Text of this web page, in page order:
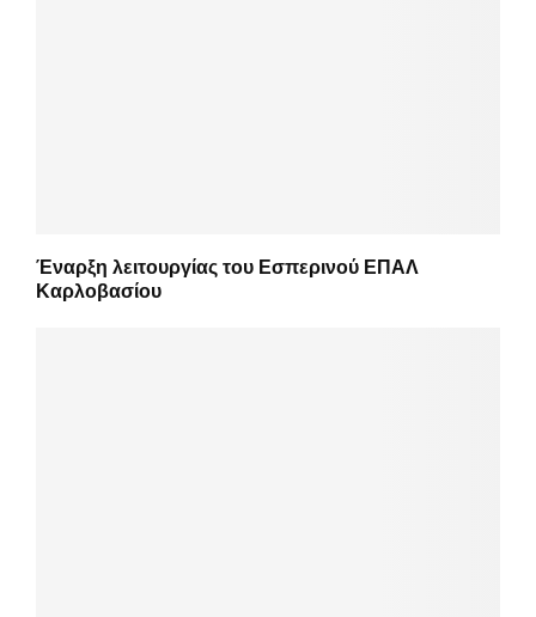
Έναρξη λειτουργίας του Εσπερινού ΕΠΑΛ
Καρλοβασίου